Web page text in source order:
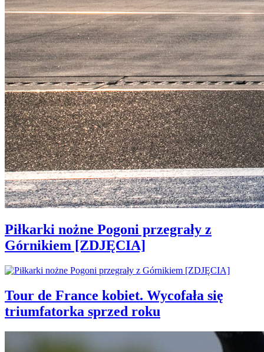
Piłkarki nożne Pogoni przegrały z
Górnikiem [ZDJĘCIA]
Tour de France kobiet. Wycofała się
triumfatorka sprzed roku